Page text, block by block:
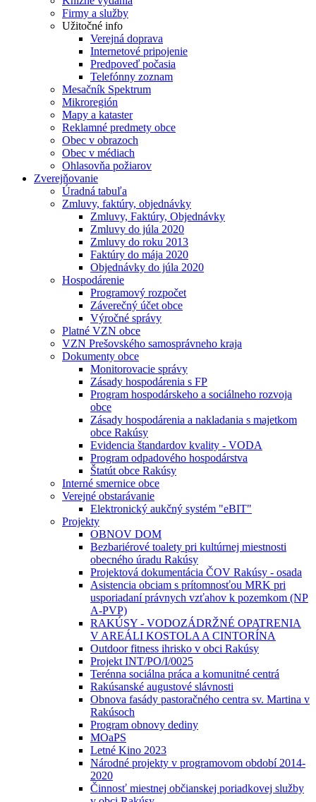
Firmy a služby
Užitočné info
Verejná doprava
Internetové pripojenie
Predpoveď počasia
Telefónny zoznam
Mesačník Spektrum
Mikroregión
Mapy a kataster
Reklamné predmety obce
Obec v obrazoch
Obec v médiach
Ohlasovňa požiarov
Zverejňovanie
Úradná tabuľa
Zmluvy, faktúry, objednávky
Zmluvy, Faktúry, Objednávky
Zmluvy do júla 2020
Zmluvy do roku 2013
Faktúry do mája 2020
Objednávky do júla 2020
Hospodárenie
Programový rozpočet
Záverečný účet obce
Výročné správy
Platné VZN obce
VZN Prešovského samosprávneho kraja
Dokumenty obce
Monitorovacie správy
Zásady hospodárenia s FP
Program hospodárskeho a sociálneho rozvoja
obce
Zásady hospodárenia a nakladania s majetkom
obce Rakúsy
Evidencia štandardov kvality - VODA
Program odpadového hospodárstva
Štatút obce Rakúsy
Interné smernice obce
Verejné obstarávanie
Elektronický aukčný systém "eBIT"
Projekty
OBNOV DOM
Bezbariérové toalety pri kultúrnej miestnosti
obecného úradu Rakúsy
Projektová dokumentácia ČOV Rakúsy - osada
Asistencia obciam s prítomnosťou MRK pri
usporiadaní právnych vzťahov k pozemkom (NP
A-PVP)
RAKÚSY - VODOZÁDRŽNÉ OPATRENIA
V AREÁLI KOSTOLA A CINTORÍNA
Outdoor fitness ihrisko v obci Rakúsy
Projekt INT/PO/I/0025
Terénna sociálna práca a komunitné centrá
Rakúsanské augustové slávnosti
Obnova fasády pastoračného centra sv. Martina v
Rakúsoch
Program obnovy dediny
MOaPS
Letné Kino 2023
Národné projekty v programovom období 2014-
2020
Činnosť miestnej občianskej poriadkovej služby